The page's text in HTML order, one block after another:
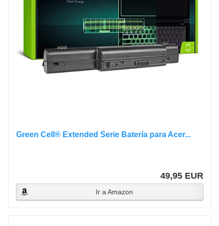
Green Cell® Extended Serie Batería para Acer...
49,95 EUR
Ir a Amazon